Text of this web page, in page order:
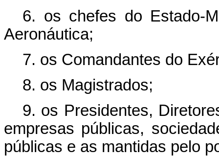
6. os chefes do Estado-
Aeronáutica;
7. os Comandantes do
8. os Magistrados;
9. os Presidentes,
empresas públicas,
públicas e as mantidas pelo